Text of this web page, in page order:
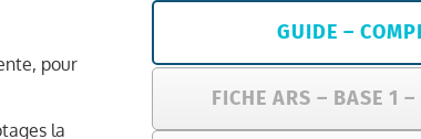
pour
la
GUIDE –
FICHE ARS – BASE 1